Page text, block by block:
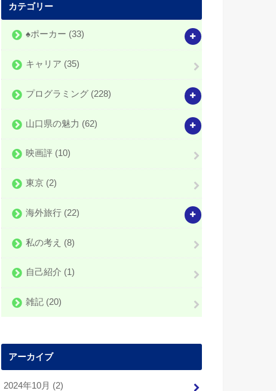
カテゴリー
♠️ポーカー (33)
キャリア (35)
プログラミング (228)
山口県の魅力 (62)
映画評 (10)
東京 (2)
海外旅行 (22)
私の考え (8)
自己紹介 (1)
雑記 (20)
アーカイブ
2024年10月 (2)